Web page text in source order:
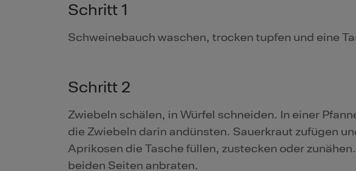
Schritt 1
Schweinebauch waschen, trocken tupfen und eine
Schritt 2
Zwiebeln schälen, in Würfel schneiden. In einer
die Zwiebeln darin andünsten. Sauerkraut zufügen
Aprikosen die Tasche füllen, zustecken oder
beiden Seiten anbraten.